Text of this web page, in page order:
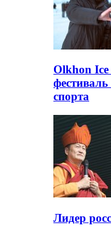
Olkhon
спорта
Лидер